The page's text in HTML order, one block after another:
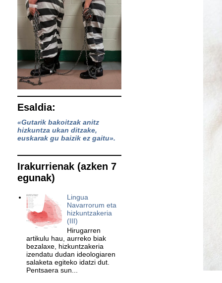
Esaldia:
«Gutarik bakoitzak anitz
hizkuntza ukan ditzake,
euskarak gu baizik ez gaitu».
Irakurrienak (azken 7
egunak)
Lingua
Navarrorum eta
hizkuntzakeria
(III)
Hirugarren
artikulu hau, aurreko biak
bezalaxe, hizkuntzakeria
izendatu dudan ideologiaren
salaketa egiteko idatzi dut.
Pentsaera sun...